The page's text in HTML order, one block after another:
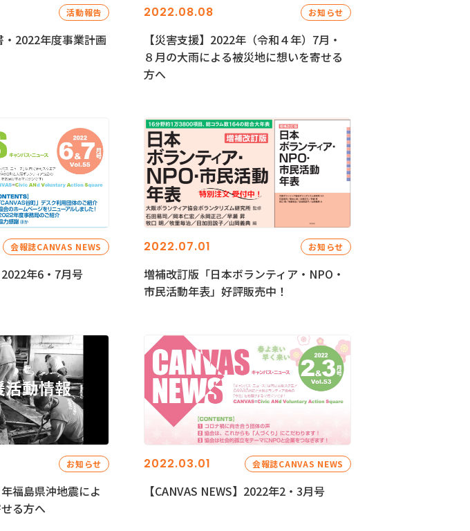
活動報告
2022年度事業計画
2022.08.08 お知らせ
【災害支援】2022年（令和４年）7月・
８月の大雨による被災地に想いを寄せる
方へ
会報誌CANVAS NEWS
2022年6・7月号
2022.07.01 お知らせ
増補改訂版「日本ボランティア・NPO・
市民活動年表」好評販売中！
お知らせ
福島県沖地震によ
る方へ
2022.03.01 会報誌CANVAS NEWS
【CANVAS NEWS】2022年2・3月号